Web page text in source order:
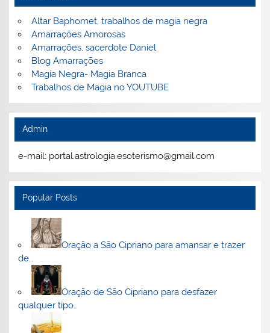
Altar Baphomet, trabalhos de magia negra
Amarrações Amorosas
Amarrações, sacerdote Daniel
Blog Amarrações
Magia Negra- Magia Branca
Trabalhos de Magia no YOUTUBE
Admin
e-mail: portal.astrologia.esoterismo@gmail.com
Popular Posts
Oração a São Cipriano para amansar e trazer
de…
Oração de São Cipriano para desfazer
qualquer tipo…